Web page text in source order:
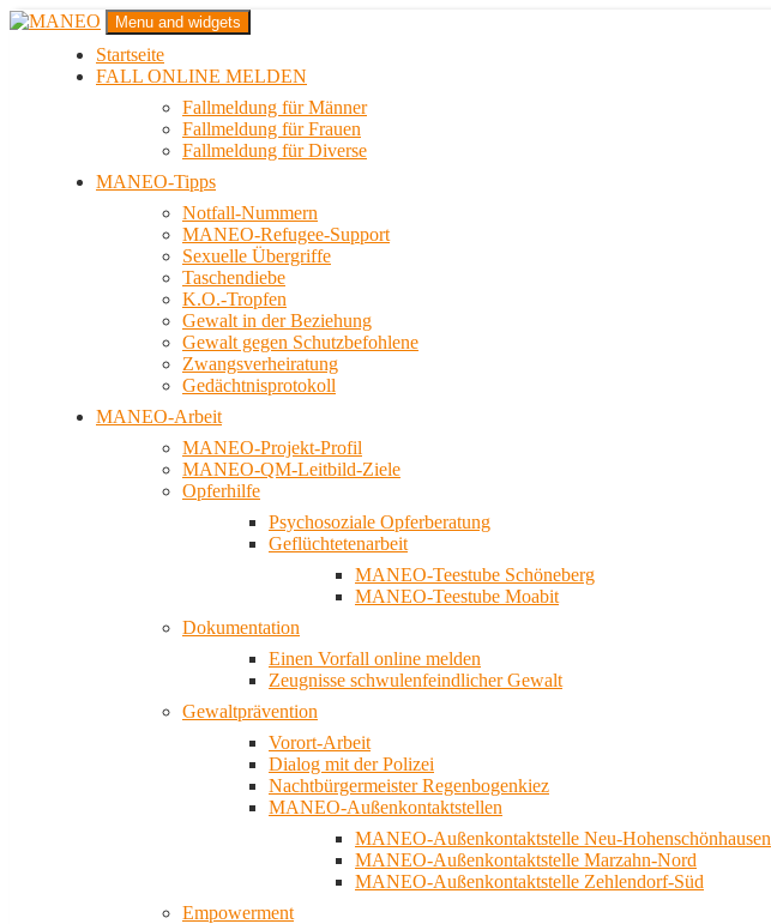
Zum
MANEO
Das schwule Anti-Gewalt-Projekt in Berlin
Menu and widgets
Startseite
FALL ONLINE MELDEN
Fallmeldung für Männer
Fallmeldung für Frauen
Fallmeldung für Diverse
MANEO-Tipps
Notfall-Nummern
MANEO-Refugee-Support
Sexuelle Übergriffe
Taschendiebe
K.O.-Tropfen
Gewalt in der Beziehung
Gewalt gegen Schutzbefohlene
Zwangsverheiratung
Gedächtnisprotokoll
MANEO-Arbeit
MANEO-Projekt-Profil
MANEO-QM-Leitbild-Ziele
Opferhilfe
Psychosoziale Opferberatung
Geflüchtetenarbeit
MANEO-Teestube Schöneberg
MANEO-Teestube Moabit
Dokumentation
Einen Vorfall online melden
Zeugnisse schwulenfeindlicher Gewalt
Gewaltprävention
Vorort-Arbeit
Dialog mit der Polizei
Nachtbürgermeister Regenbogenkiez
MANEO-Außenkontaktstellen
MANEO-Außenkontaktstelle Neu-Hohenschönhausen
MANEO-Außenkontaktstelle Marzahn-Nord
MANEO-Außenkontaktstelle Zehlendorf-Süd
Empowerment